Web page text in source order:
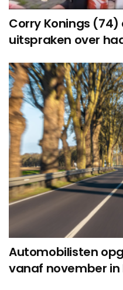
Corry Konings
uitspraken over
Automobilisten
vanaf november in